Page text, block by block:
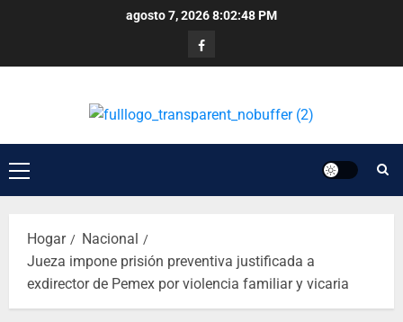
agosto 7, 20268:02:49 PM
Hogar
Nacional
Jueza impone prisión preventiva justificada a
exdirector de Pemex por violencia familiar y vicaria